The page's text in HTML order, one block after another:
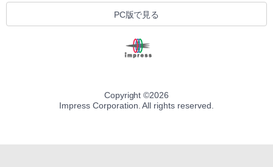
PC版で見る
Copyright ©2026
Impress Corporation. All rights reserved.